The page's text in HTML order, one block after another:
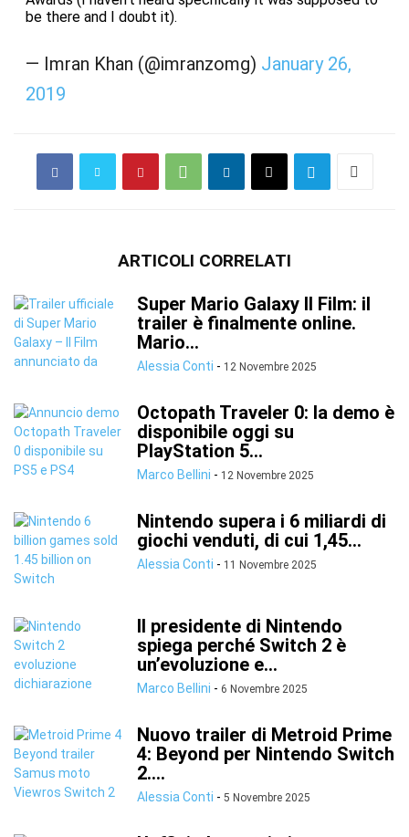
be there and I doubt it).
— Imran Khan (@imranzomg) January 26,
2019
ARTICOLI CORRELATI
Super Mario Galaxy Il Film: il
trailer è finalmente online.
Mario...
Alessia Conti - 12 Novembre 2025
Octopath Traveler 0: la demo è
disponibile oggi su
PlayStation 5...
Marco Bellini - 12 Novembre 2025
Nintendo supera i 6 miliardi di
giochi venduti, di cui 1,45...
Alessia Conti - 11 Novembre 2025
Il presidente di Nintendo
spiega perché Switch 2 è
un’evoluzione e...
Marco Bellini - 6 Novembre 2025
Nuovo trailer di Metroid Prime
4: Beyond per Nintendo Switch
2....
Alessia Conti - 5 Novembre 2025